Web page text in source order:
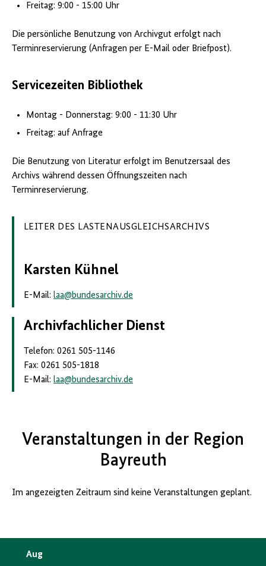
Freitag: 9:00 - 15:00 Uhr
Die persönliche Benutzung von Archivgut erfolgt nach
Terminreservierung (Anfragen per E-Mail oder Briefpost).
Servicezeiten Bibliothek
Montag - Donnerstag: 9:00 - 11:30 Uhr
Freitag: auf Anfrage
Die Benutzung von Literatur erfolgt im Benutzersaal des
Archivs während dessen Öffnungszeiten nach
Terminreservierung.
LEITER DES LASTENAUSGLEICHSARCHIVS
Karsten Kühnel
E-Mail: laa@bundesarchiv.de
Archivfachlicher Dienst
Telefon: 0261 505-1146
Fax: 0261 505-1818
E-Mail: laa@bundesarchiv.de
Veranstaltungen in der Region
Bayreuth
Im angezeigten Zeitraum sind keine Veranstaltungen geplant.
Aug